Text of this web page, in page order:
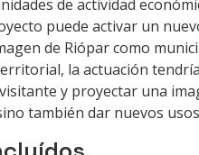
de actividad
puede activar un
de Riópar como
la actuación
y proyectar una
también dar nuevos